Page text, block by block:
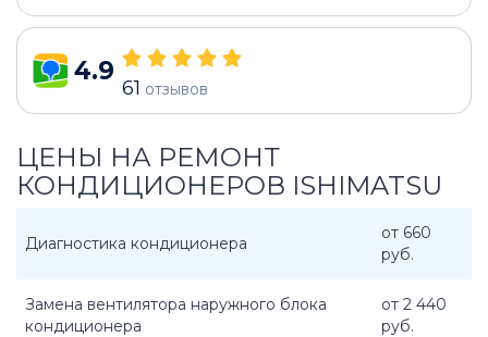
4.9
61 отзывов
ЦЕНЫ НА РЕМОНТ
КОНДИЦИОНЕРОВ ISHIMATSU
Диагностика кондиционера
от 660
руб.
Замена вентилятора наружного блока
кондиционера
от 2 440
руб.